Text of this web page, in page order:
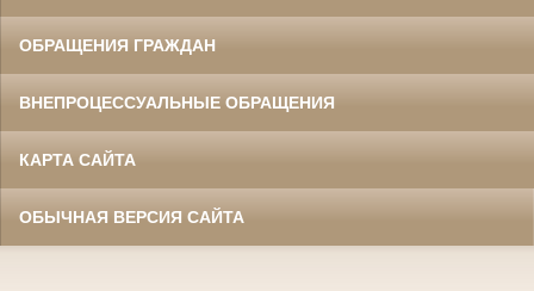
ОБРАЩЕНИЯ ГРАЖДАН
ВНЕПРОЦЕССУАЛЬНЫЕ ОБРАЩЕНИЯ
КАРТА САЙТА
ОБЫЧНАЯ ВЕРСИЯ САЙТА